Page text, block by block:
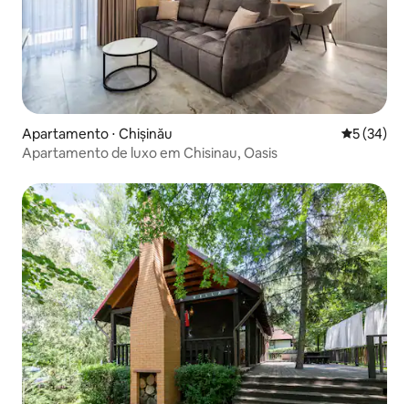
Apartamento ⋅ Chișinău 5 de uma
5 (34)
Apartamento de luxo em Chisinau, Oasis